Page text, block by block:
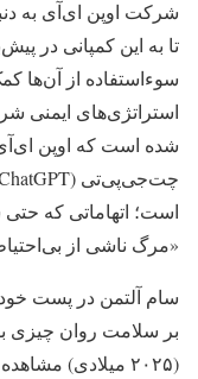
شرکت اوپن ای‌آی به
تا به این کمپانی در
سوءاستفاده از آن‌ها
استراتژی‌های ایمنی
شده است که اوپن ای‌آی
است؛ اتهاماتی که
«مرگ ناشی از
سام آلتمن در پست خود
(۲۰۲۵ میلادی)